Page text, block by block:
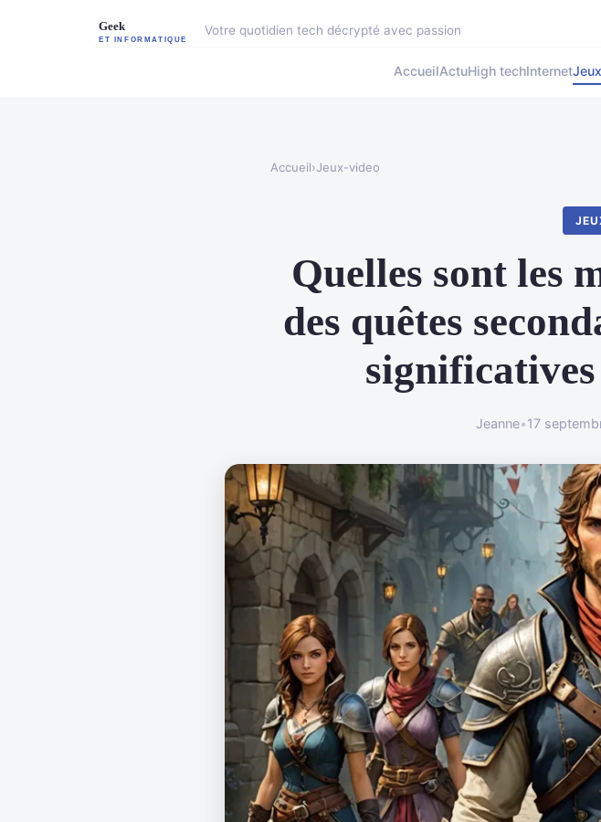
Votre quotidien tech décrypté avec passion
AccueilActuHigh techInternet
Accueil›Jeux-video
Quelles sont les
des quêtes
Jeanne•17